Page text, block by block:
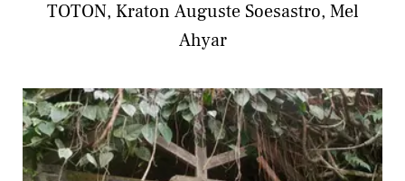
TOTON, Kraton Auguste Soesastro, Mel
Ahyar